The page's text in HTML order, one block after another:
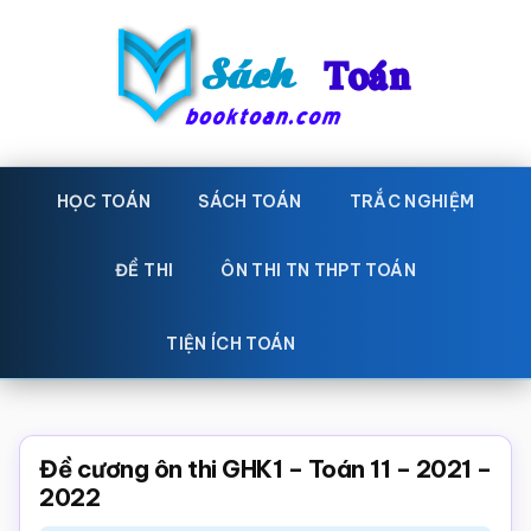
Sách
Toán
toán
Học
toán,
giáo
Toán,
trắc
HỌC TOÁN SÁCH TOÁN TRẮC NGHIỆM
ĐỀ THI ÔN THI TN THPT TOÁN
TIỆN ÍCH TOÁN
Đề cương ôn thi GHK1 – Toán 11 – 2021 –
2022